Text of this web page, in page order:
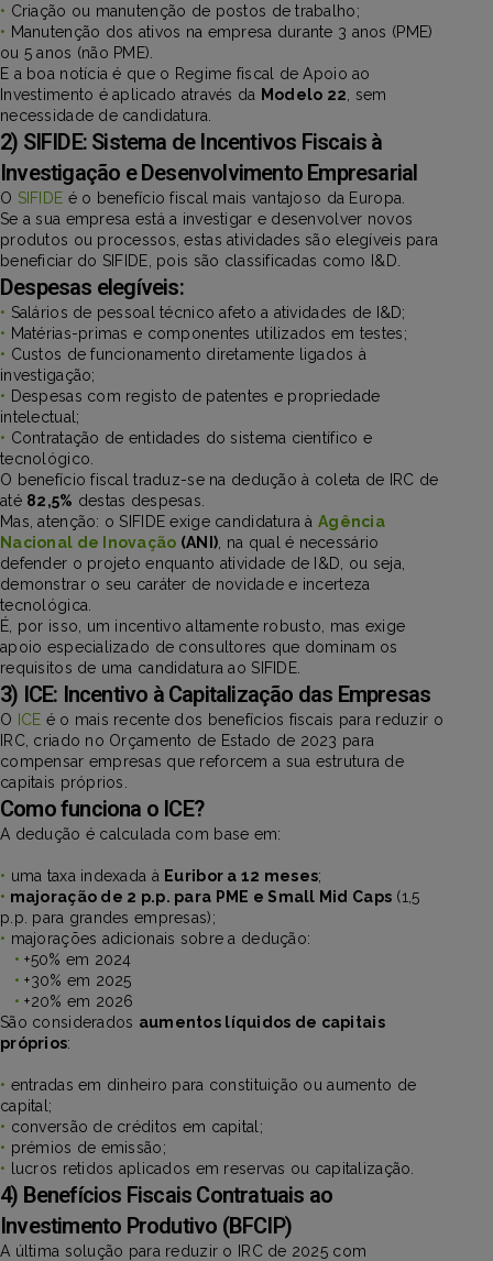
• Criação ou manutenção de postos de trabalho;
• Manutenção dos ativos na empresa durante 3 anos (PME)
ou 5 anos (não PME).
E a boa notícia é que o Regime fiscal de Apoio ao
Investimento é aplicado através da Modelo 22 , sem
necessidade de candidatura.
2) SIFIDE: Sistema de Incentivos Fiscais à
Investigação e Desenvolvimento Empresarial
O SIFIDE é o benefício fiscal mais vantajoso da Europa.
Se a sua empresa está a investigar e desenvolver novos
produtos ou processos, estas atividades são elegíveis para
beneficiar do SIFIDE, pois são classificadas como I&D.
Despesas elegíveis:
• Salários de pessoal técnico afeto a atividades de I&D;
• Matérias-primas e componentes utilizados em testes;
• Custos de funcionamento diretamente ligados à
investigação;
• Despesas com registo de patentes e propriedade
intelectual;
• Contratação de entidades do sistema científico e
tecnológico.
O benefício fiscal traduz-se na dedução à coleta de IRC de
até 82,5% destas despesas.
Mas, atenção: o SIFIDE exige candidatura àAgência
Nacional de Inovação (ANI) , na qual é necessário
defender o projeto enquanto atividade de I&D, ou seja,
demonstrar o seu caráter de novidade e incerteza
tecnológica.
É, por isso, um incentivo altamente robusto, mas exige
apoio especializado de consultores que dominam os
requisitos de uma candidatura ao SIFIDE.
3) ICE: Incentivo à Capitalização das Empresas
O ICE é o mais recente dos benefícios fiscais para reduzir o
IRC, criado no Orçamento de Estado de 2023 para
compensar empresas que reforcem a sua estrutura de
capitais próprios.
Como funciona o ICE?
A dedução é calculada com base em:
• uma taxa indexada à Euribor a 12 meses;
• majoração de 2 p.p. para PME e Small Mid Caps (1,5
p.p. para grandes empresas);
• majorações adicionais sobre a dedução:
•+50% em 2024
•+30% em 2025
•+20% em 2026
São considerados aumentos líquidos de capitais
próprios:
• entradas em dinheiro para constituição ou aumento de
capital;
• conversão de créditos em capital;
• prémios de emissão;
•
lucros retidos aplicados em reservas ou capitalização.
4) Benefícios Fiscais Contratuais ao
Investimento Produtivo (BFCIP)
A última solução para reduzir o IRC de 2025 com